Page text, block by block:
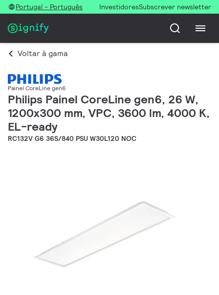
Portugal - Português InvestidoresSubscrever newsletter
Voltar à gama
Painel CoreLine gen6
Philips Painel CoreLine gen6, 26 W,
1200x300 mm, VPC, 3600 lm, 4000 K,
EL-ready
RC132V G6 36S/840 PSU W30L120 NOC